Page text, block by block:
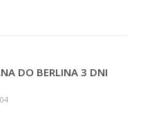
DO BERLINA 3 DNI